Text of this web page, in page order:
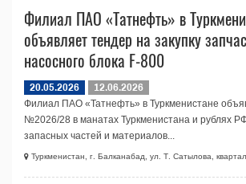
Филиал ПАО «Татнефть» в
объявляет тендер на закупку
насосного блока F-800
20.05.2026
12.06.2026
Филиал ПАО «Татнефть» в Туркменистане
№2026/28 в манатах Туркменистана и рублях
запасных частей и материалов...
Туркменистан, г. Балканабад, ул. Т. Сатылова,